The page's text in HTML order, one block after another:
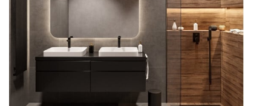
Зеркало в темной ванной